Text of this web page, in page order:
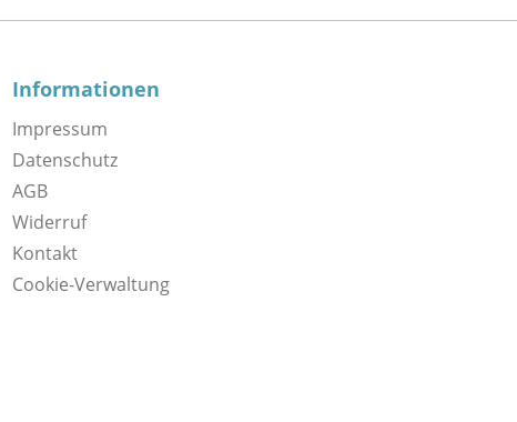
Informationen
Impressum
Datenschutz
AGB
Widerruf
Kontakt
Cookie-Verwaltung